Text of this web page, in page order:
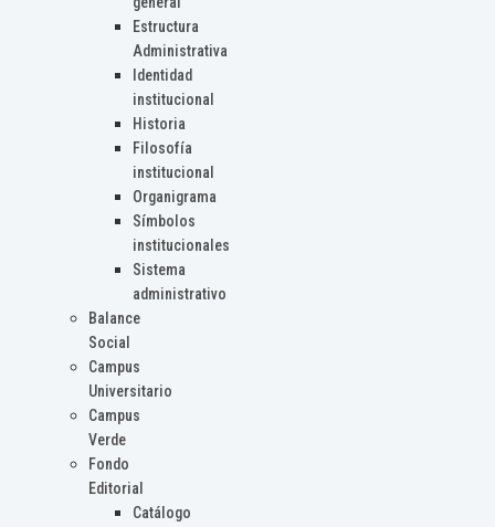
Estructura
Administrativa
Identidad
institucional
Historia
Filosofía
institucional
Organigrama
Símbolos
institucionales
Sistema
administrativo
Balance
Social
Campus
Universitario
Campus
Verde
Fondo
Editorial
Catálogo